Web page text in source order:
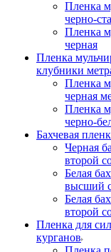
Пленка
черно-
Пленка
черная
Пленка
клубники
Пленка
черная
Пленка
черно-
Бахчевая
Черная
второй
Белая
высший
Белая
второй
Пленка для
курганов